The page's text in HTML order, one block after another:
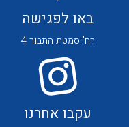
לכל מוצרי היצרן
באו לפגישה
רח' סמטת התבור 4
עקבו אחרנו